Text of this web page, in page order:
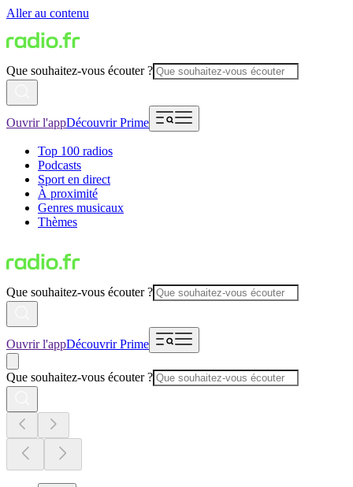
Aller au contenu
Que souhaitez-vous écouter ?
Ouvrir l'appDécouvrir Prime
Top 100 radios
Podcasts
Sport en direct
À proximité
Genres musicaux
Thèmes
Que souhaitez-vous écouter ?
Ouvrir l'appDécouvrir Prime
Que souhaitez-vous écouter ?